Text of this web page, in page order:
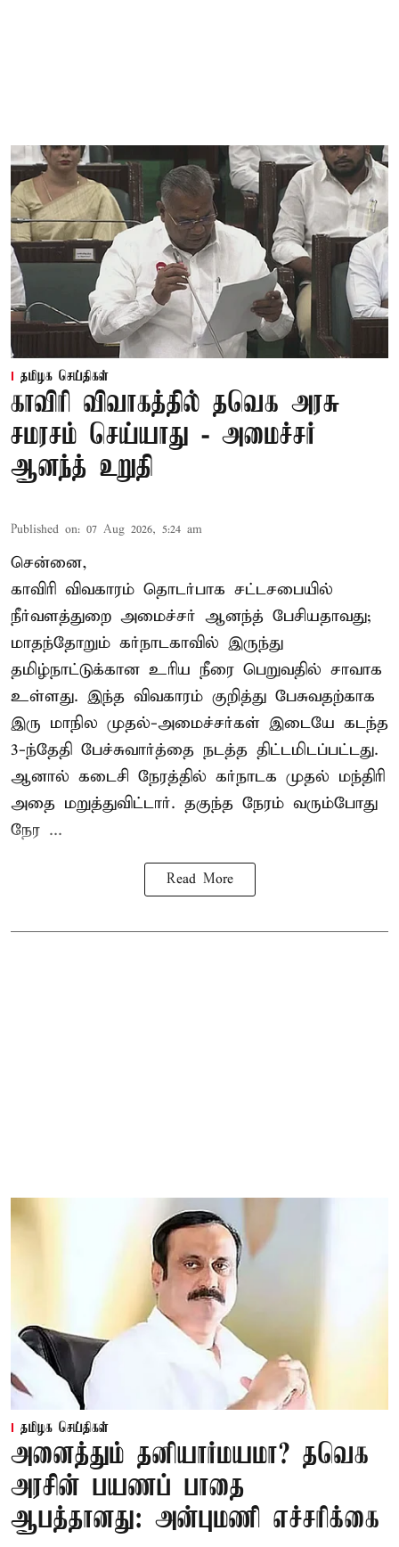
தமிழக செய்திகள்
காவிரி விவாகத்தில் தவெக அரசு
சமரசம் செய்யாது - அமைச்சர்
ஆனந்த் உறுதி
Published on: 07 Aug 2026, 5:24 am
சென்னை,
காவிரி விவகாரம் தொடர்பாக சட்டசபையில்
நீர்வளத்துறை அமைச்சர் ஆனந்த் பேசியதாவது;
மாதந்தோறும் கர்நாடகாவில் இருந்து
தமிழ்நாட்டுக்கான உரிய நீரை பெறுவதில் சாவாக
உள்ளது. இந்த விவகாரம் குறித்து பேசுவதற்காக
இரு மாநில முதல்-அமைச்சர்கள் இடையே கடந்த
3-ந்தேதி பேச்சுவார்த்தை நடத்த திட்டமிடப்பட்டது.
ஆனால் கடைசி நேரத்தில் கர்நாடக முதல் மந்திரி
அதை மறுத்துவிட்டார். தகுந்த நேரம் வரும்போது
நேர ...
Read More
தமிழக செய்திகள்
அனைத்தும் தனியார்மயமா? தவெக
அரசின் பயணப் பாதை
ஆபத்தானது: அன்புமணி எச்சரிக்கை